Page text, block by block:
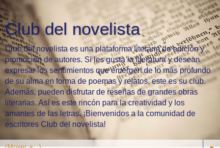
Club del novelista
Club del novelista es una plataforma literaria de edición y
promoción de autores. Si les gusta la literatura y desean
expresar los sentimientos que emergen de lo más profundo
de su alma en forma de poemas y relatos, este es su club.
Además, pueden disfrutar de reseñas de grandes obras
literarias. Así es este rincón para la creatividad y los
amantes de las letras. ¡Bienvenidos a la comunidad de
escritores Club del novelista!